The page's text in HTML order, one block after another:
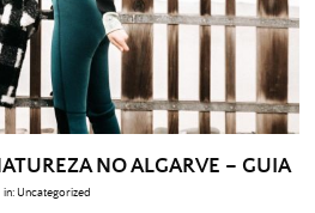
NO ALGARVE – GUIA
in: Uncategorized